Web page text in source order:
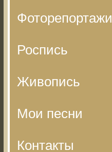
Фоторепортажи
Роспись
Живопись
Мои песни
Контакты